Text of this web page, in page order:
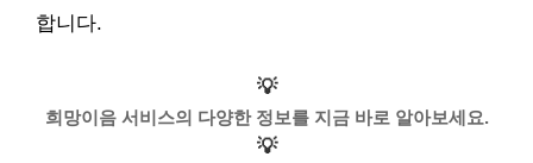
합니다.
💡
희망이음 서비스의 다양한 정보를 지금 바로 알아보세요.
💡